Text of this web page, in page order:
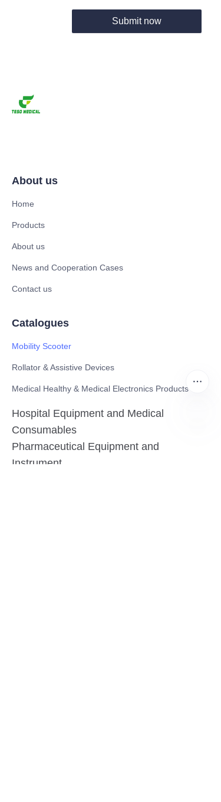
Submit now
About us
Home
Products
About us
News and Cooperation Cases
Contact us
Catalogues
Mobility Scooter
Rollator & Assistive Devices
Medical Healthy & Medical Electronics Products
Hospital Equipment and Medical
Consumables
Pharmaceutical Equipment and
Instrument
CN